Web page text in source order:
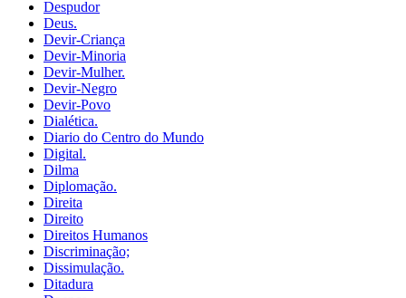
Despudor
Deus.
Devir-Criança
Devir-Minoria
Devir-Mulher.
Devir-Negro
Devir-Povo
Dialética.
Diario do Centro do Mundo
Digital.
Dilma
Diplomação.
Direita
Direito
Direitos Humanos
Discriminação;
Dissimulação.
Ditadura